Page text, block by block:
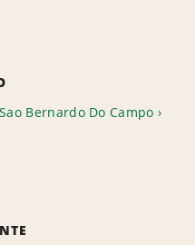
Sao Bernardo Do Campo